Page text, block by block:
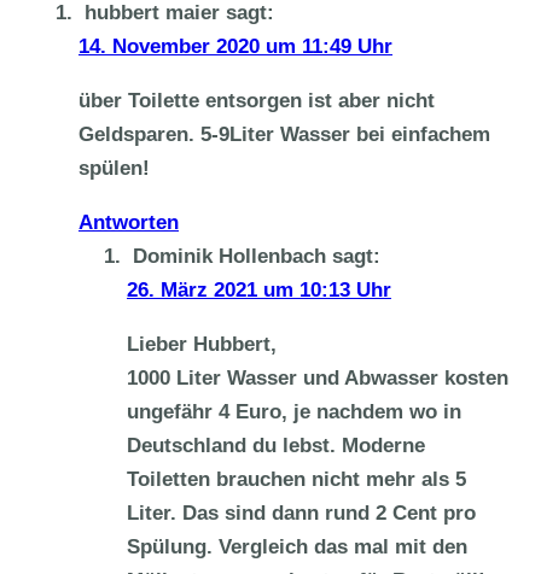
hubbert maier sagt:
14. November 2020 um 11:49 Uhr
über Toilette entsorgen ist aber nicht
Geldsparen. 5-9Liter Wasser bei einfachem
spülen!
Antworten
Dominik Hollenbach sagt:
26. März 2021 um 10:13 Uhr
Lieber Hubbert,
1000 Liter Wasser und Abwasser kosten
ungefähr 4 Euro, je nachdem wo in
Deutschland du lebst. Moderne
Toiletten brauchen nicht mehr als 5
Liter. Das sind dann rund 2 Cent pro
Spülung. Vergleich das mal mit den